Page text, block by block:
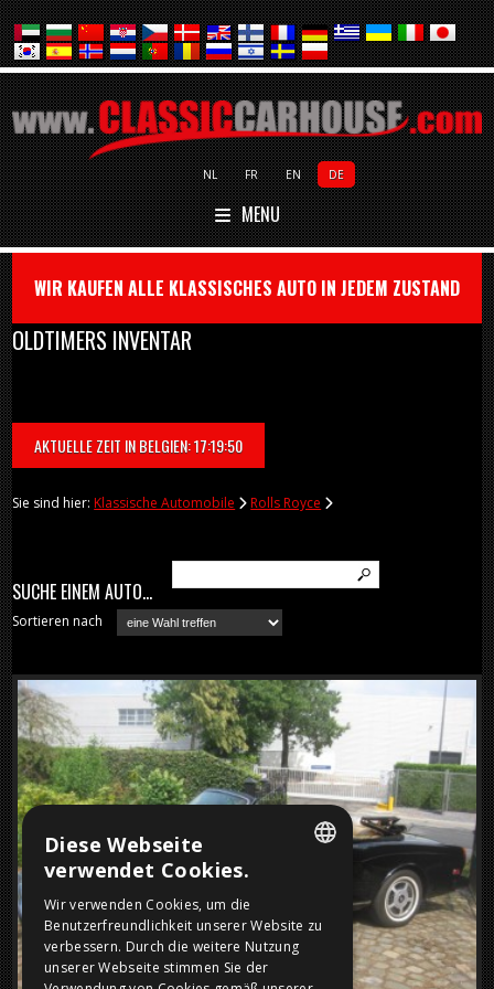
NL FR EN DE
MENU
WIR KAUFEN ALLE KLASSISCHES AUTO IN JEDEM ZUSTAND
OLDTIMERS INVENTAR
AKTUELLE ZEIT IN BELGIEN: 17:19:50
Sie sind hier: Klassische Automobile Rolls Royce
SUCHE EINEM AUTO...
Sortieren nach
FRENCH
Diese Webseite
verwendet Cookies.
Wir verwenden Cookies, um die
Benutzerfreundlichkeit unserer Website zu
verbessern. Durch die weitere Nutzung
unserer Webseite stimmen Sie der